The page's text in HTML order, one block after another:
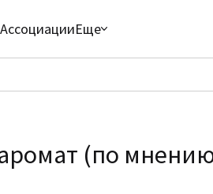
АссоциацииЕще
(по мнению